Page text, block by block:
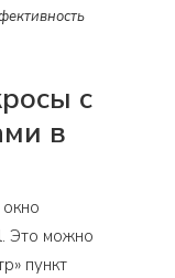
с
в
Это можно
пункт